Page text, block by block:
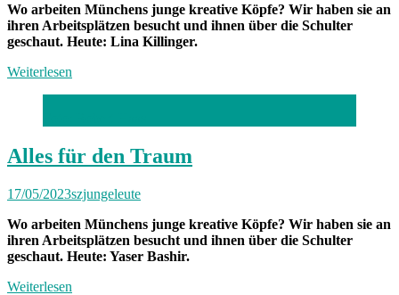
Wo arbeiten Münchens junge kreative Köpfe? Wir haben sie an
ihren Arbeitsplätzen besucht und ihnen über die Schulter
geschaut. Heute: Lina Killinger.
Weiterlesen
Alles für den Traum
17/05/2023szjungeleute
Wo arbeiten Münchens junge kreative Köpfe? Wir haben sie an
ihren Arbeitsplätzen besucht und ihnen über die Schulter
geschaut. Heute: Yaser Bashir.
Weiterlesen